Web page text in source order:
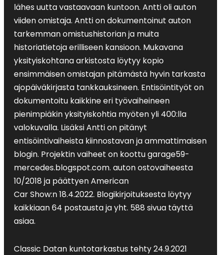
lähes uutta vastaavaan kuntoon. Antti oli auton
viiden omistaja. Antti on dokumentoinut auton
tarkemman omistushistorian ja muita
historiatietoja erilliseen kansioon. Mukavana
yksityiskohtana arkistosta löytyy kopio
ensimmäisen omistajan pitämästä hyvin tarkasta
ajopäiväkirjasta tankkauksineen. Entisöintityöt on
dokumentoitu kaikkine eri työvaiheineen
pienimpiäkin yksityiskohtia myöten yli 400:lla
valokuvalla. Lisäksi Antti on pitänyt
entisöintivaiheista kiinnostavan ja ammattimaisen
blogin. Projektin vaiheet on koottu garage59-
mercedes.blogspot.com. auton ostovaiheesta
10/2018 ja päättyen American
Car Show:n 18.4.2022. Blogikirjoituksesta löytyy
kaikkiaan 64 postausta ja yht. 588 sivua täyttä
asiaa.
Classic Datan kuntotarkastus tehty 24.9.2021